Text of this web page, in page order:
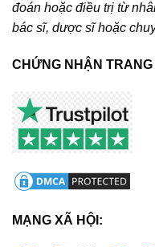
đoán hoặc điều trị từ
bác sĩ, dược sĩ hoặc
CHỨNG NHẬN TRANG
MẠNG XÃ HỘI: